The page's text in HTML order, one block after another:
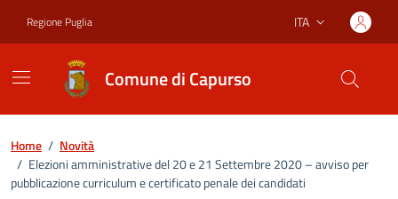
Regione Puglia Lingua attiva:
ITA
Comune di Capurso
Home / Novità
/ Elezioni amministrative del 20 e 21 Settembre 2020 – avviso per
pubblicazione curriculum e certificato penale dei candidati